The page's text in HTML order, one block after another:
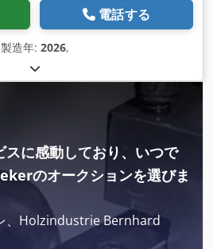
電話する
造年: 2026,
に感動しており、いつで
のオークションを選びま
、Holzindustrie Bernhard